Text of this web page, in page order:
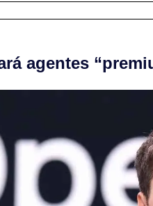
agentes